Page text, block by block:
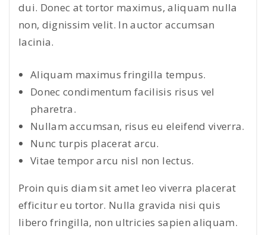
dui. Donec at tortor maximus, aliquam nulla
non, dignissim velit. In auctor accumsan
lacinia.
Aliquam maximus fringilla tempus.
Donec condimentum facilisis risus vel
pharetra.
Nullam accumsan, risus eu eleifend viverra.
Nunc turpis placerat arcu.
Vitae tempor arcu nisl non lectus.
Proin quis diam sit amet leo viverra placerat
efficitur eu tortor. Nulla gravida nisi quis
libero fringilla, non ultricies sapien aliquam.